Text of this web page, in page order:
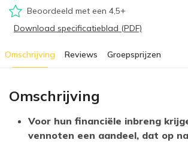
Beoordeeld met een 4,5+
Download specificatieblad (PDF)
Omschrijving Reviews Groepsprijzen
Omschrijving
Voor hun financiële inbreng
vennoten een aandeel, dat op